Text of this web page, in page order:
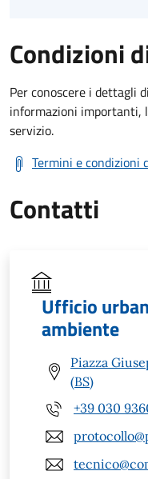
Condizioni
Per conoscere i dettagli
informazioni importanti,
servizio.
Termini e condizioni
Contatti
Ufficio
ambiente
Piazza
(BS)
+39 030